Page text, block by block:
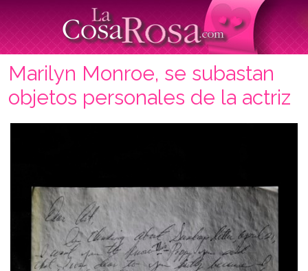
Marilyn Monroe, se subastan
objetos personales de la actriz